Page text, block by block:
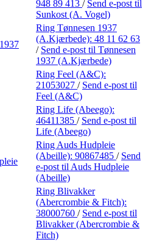
948 89 413 / Send e-post til
Sunkost (A. Vogel)
Ring Tønnesen 1937
(A.Kjærbede): 48 11 62 63
/ Send e-post til Tønnesen
1937 (A.Kjærbede)
Ring Feel (A&C):
21053027 / Send e-post til
Feel (A&C)
Ring Life (Abeego):
46411385 / Send e-post til
Life (Abeego)
Ring Auds Hudpleie
(Abeille): 90867485 / Send
e-post til Auds Hudpleie
(Abeille)
Ring Blivakker
(Abercrombie & Fitch):
38000760 / Send e-post til
Blivakker (Abercrombie &
Fitch)